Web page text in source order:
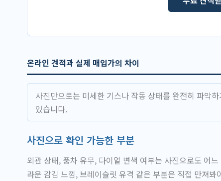
온라인 견적과 실제 매입가의 차이
사진만으로는 미세한 기스나 작동 상태를 완전히 파악
있습니다.
사진으로 확인 가능한 부분
외관 상태, 풍차 유무, 다이얼 변색 여부는 사진으로도 어
라운 감김 느낌, 브레이슬릿 유격 같은 부분은 직접 만져